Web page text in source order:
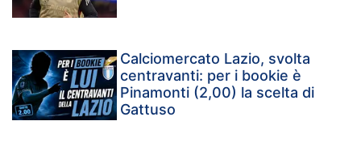
Calciomercato Lazio, svolta
centravanti: per i bookie è
Pinamonti (2,00) la scelta di
Gattuso